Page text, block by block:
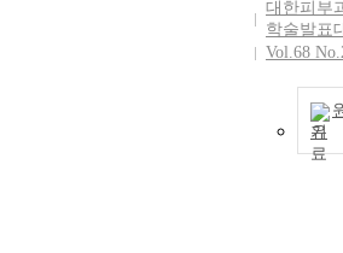
대한피부
학술발표
Vol.68
기